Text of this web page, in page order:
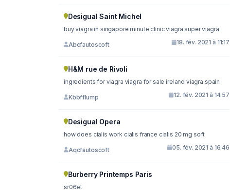
Desigual Saint Michel
buy viagra in singapore minute clinic viagra super viagra
Abcfautoscoft 18. fév. 2021 à 11:17
H&M rue de Rivoli
ingredients for viagra viagra for sale ireland viagra spain
Kbbfflump 12. fév. 2021 à 14:57
Desigual Opera
how does cialis work cialis france cialis 20 mg soft
Aqcfautoscoft 05. fév. 2021 à 16:46
Burberry Printemps Paris
sr06et